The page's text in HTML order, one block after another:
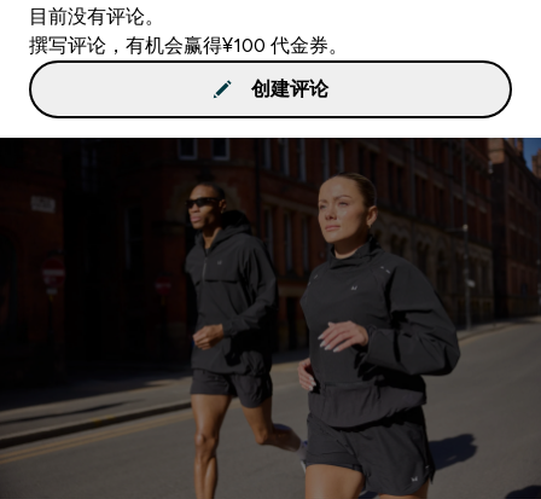
目前没有评论。
撰写评论，有机会赢得¥100 代金券。
创建评论